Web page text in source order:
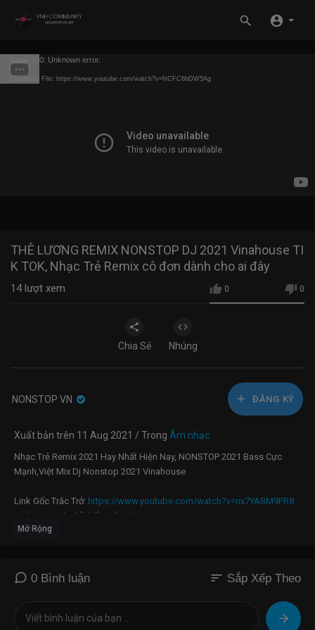
Code 150: Unknown error.
Download File: https://www.youtube.com/watch?v=NCFC6bDW5Ag
THÊ LƯƠNG REMIX NONSTOP DJ 2021 Vinahouse TI
K TOK, Nhạc Trẻ Remix cô đơn dành cho ai đây
0 0
14lượt xem
Chia Sẻ Nhúng
NONSTOP VN ĐĂNG KÝ
Xuất bản trên 11 Aug 2021 / Trong Âm nhạc
Nhạc Trẻ Remix 2021 Hay Nhất Hiện Nay, NONSTOP 2021 Bass Cực
Mạnh,Việt Mix Dj Nonstop 2021 Vinahouse
Link Gốc Trắc Trở: https://www.youtube.com/watch?v=nx7YABM9PR8
Link Goc Anh Thề Đấy - Thanh Hưng |
https://www.youtube.com/watch?v=hnXZG1WxczU
LINK GỐC CHỈ LÀ KHÔNG CÙNG NHAU :
https://www.youtube.com/watch?
v=jc1hmvbkO6Q
Mở Rộng
0 Bình luận sort Sắp Xếp Theo